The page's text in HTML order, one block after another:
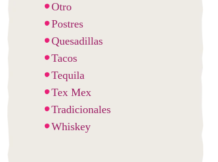
Otro
Postres
Quesadillas
Tacos
Tequila
Tex Mex
Tradicionales
Whiskey